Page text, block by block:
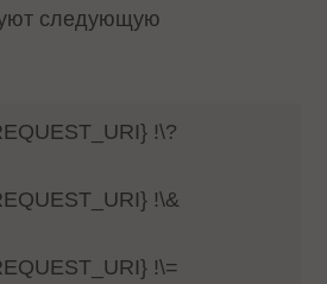
следующую
!\?
!\&
!\=